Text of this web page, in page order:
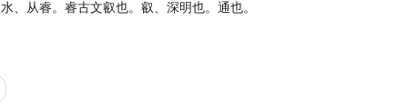
、从睿。睿古文叡也。叡、深明也。通也。